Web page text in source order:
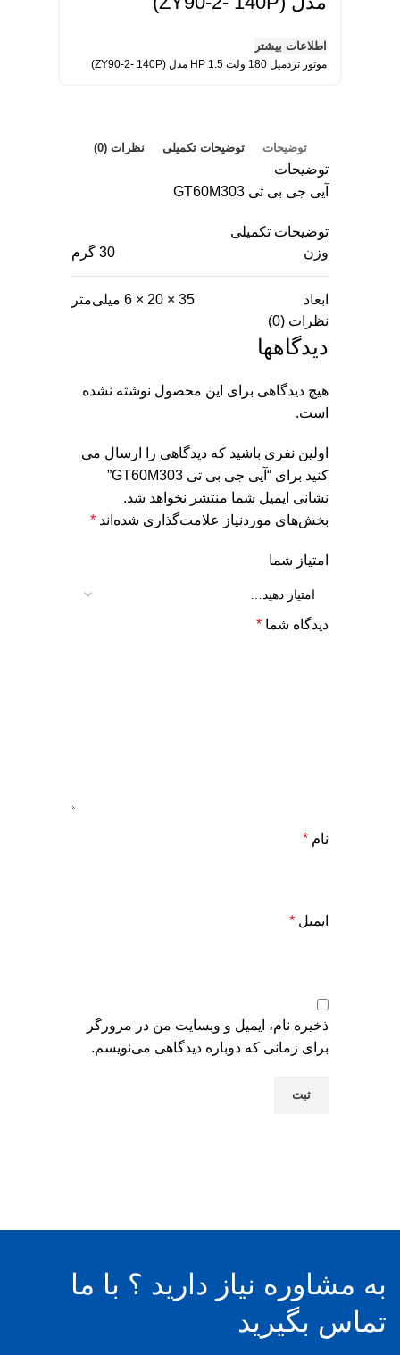
اطلاعات بیشتر
موتور تردمیل 180 ولت 1.5 HP مدل (ZY90-2- 140P)
توضیحات توضیحات تکمیلی نظرات (0)
توضیحات
آیی جی بی تی GT60M303
توضیحات تکمیلی
وزن
30 گرم
ابعاد
35 × 20 × 6 میلی‌متر
نظرات (0)
دیدگاهها
هیچ دیدگاهی برای این محصول نوشته نشده
است.
اولین نفری باشید که دیدگاهی را ارسال می
کنید برای “آیی جی بی تی GT60M303”
نشانی ایمیل شما منتشر نخواهد شد.
بخش‌های موردنیاز علامت‌گذاری شده‌اند *
امتیاز شما
دیدگاه شما *
نام *
ایمیل *
ذخیره نام، ایمیل و وبسایت من در مرورگر
برای زمانی که دوباره دیدگاهی می‌نویسم.
به مشاوره نیاز دارید ؟ با ما
تماس بگیرید